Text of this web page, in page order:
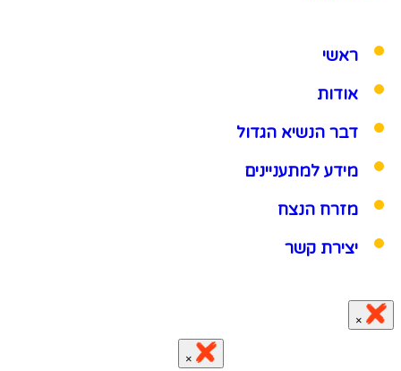
ראשי
אודות
דבר הנשיא הגדול
מידע למתעניינים
מזרח הנצח
יצירת קשר
×
×